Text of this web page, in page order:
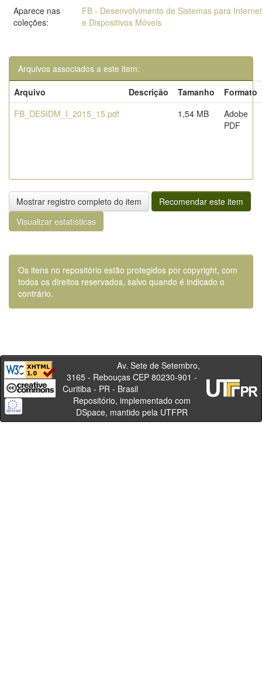
Aparece nas
coleções:
FB - Desenvolvimento de Sistemas para Internet
e Dispositivos Móveis
Arquivos associados a este item:
Arquivo
Descrição Tamanho
Formato
FB_DESIDM_I_2015_15.pdf
1,54 MB
Adobe
PDF
Mostrar registro completo do item
Recomendar este item
Visualizar estatísticas
Os itens no repositório estão protegidos por copyright, com
todos os direitos reservados, salvo quando é indicado o
contrário.
Av. Sete de Setembro,
3165 - Rebouças CEP 80230-901 -
Curitiba - PR - Brasil
Repositório, implementado com
DSpace, mantido pela UTFPR